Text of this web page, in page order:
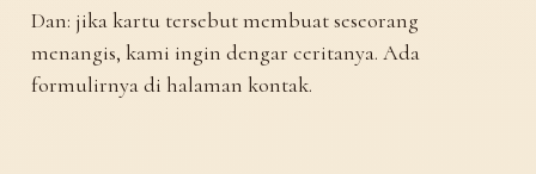
Dan: jika kartu tersebut membuat seseorang
menangis, kami ingin dengar ceritanya. Ada
formulirnya di halaman kontak.